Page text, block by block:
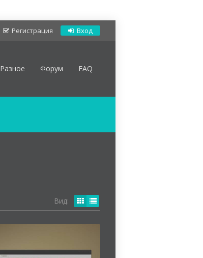
Регистрация Вход
Разное Форум FAQ
Вид: